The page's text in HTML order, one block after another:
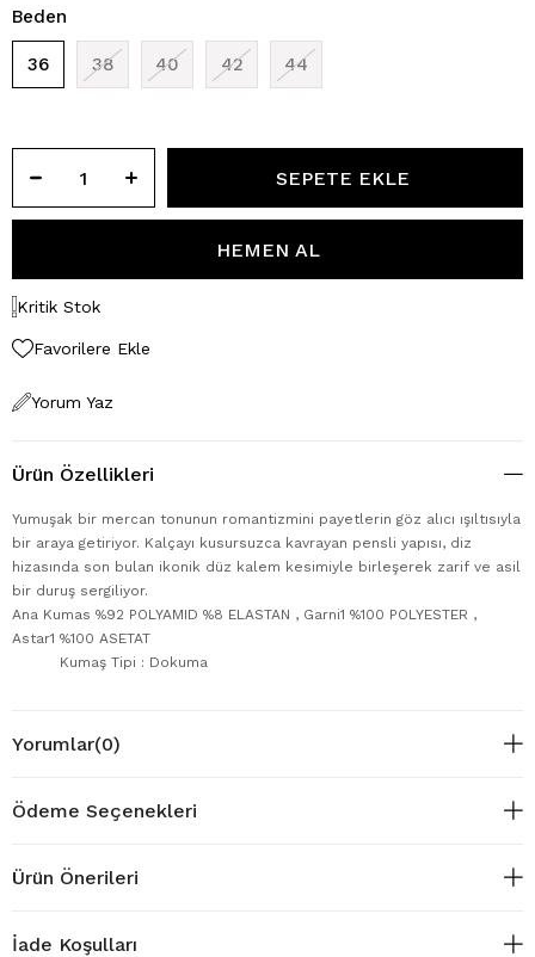
Beden
36 38 40 42 44
Kritik Stok
Favorilere Ekle
Yorum Yaz
Ürün Özellikleri
Yumuşak bir mercan tonunun romantizmini payetlerin göz alıcı ışıltısıyla
bir araya getiriyor. Kalçayı kusursuzca kavrayan pensli yapısı, diz
hizasında son bulan ikonik düz kalem kesimiyle birleşerek zarif ve asil
bir duruş sergiliyor.
Ana Kumas %92 POLYAMID %8 ELASTAN , Garni1 %100 POLYESTER ,
Astar1 %100 ASETAT
Kumaş Tipi : Dokuma
Yorumlar(0)
Ödeme Seçenekleri
Ürün Önerileri
İade Koşulları